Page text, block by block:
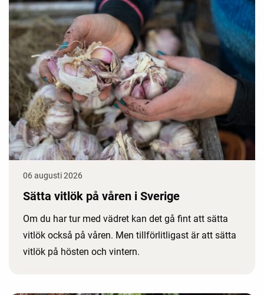
06 augusti 2026
Sätta vitlök på våren i Sverige
Om du har tur med vädret kan det gå fint att sätta
vitlök också på våren. Men tillförlitligast är att sätta
vitlök på hösten och vintern.